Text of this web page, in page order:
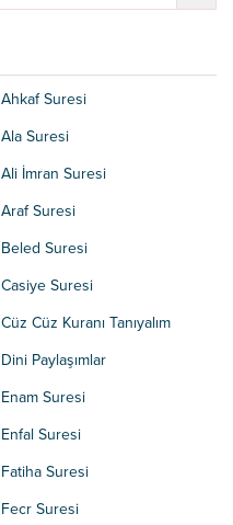
Ahkaf Suresi
Ala Suresi
Ali İmran Suresi
Araf Suresi
Beled Suresi
Casiye Suresi
Cüz Cüz Kuranı Tanıyalım
Dini Paylaşımlar
Enam Suresi
Enfal Suresi
Fatiha Suresi
Fecr Suresi